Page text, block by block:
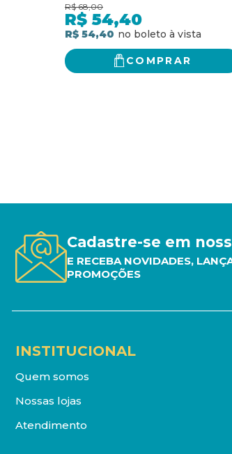
R$ 68,00
R$ 54,40
R$ 54,40
COMPRAR
Cadastre-se em
E RECEBA NOVIDADES,
PROMOÇÕES
INSTITUCIONAL
Quem somos
Nossas lojas
Atendimento